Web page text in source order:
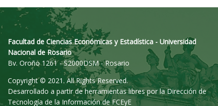
Facultad de Ciencias Económicas y Estadística - Universidad
Nacional de Rosario
Bv. Oroño 1261 - S2000DSM - Rosario
Copyright © 2021. All Rights Reserved.
Desarrollado a partir de herramientas libres por la Dirección de
Tecnología de la Información de FCEyE